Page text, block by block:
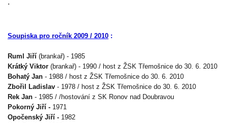
.
Soupiska pro ročník 2009 / 2010 :
Ruml Jiří (brankař) - 1985
Krátký Viktor (brankař) - 1990 / host z ŽSK Třemošnice do 30. 6. 2010
Bohatý Jan - 1988 / host z ŽSK Třemošnice do 30. 6. 2010
Zbořil Ladislav - 1978 / host z ŽSK Třemošnice do 30. 6. 2010
Rek Jan - 1985 / /hostování z SK Ronov nad Doubravou
Pokorný Jiří - 1971
Opočenský Jiří - 1982